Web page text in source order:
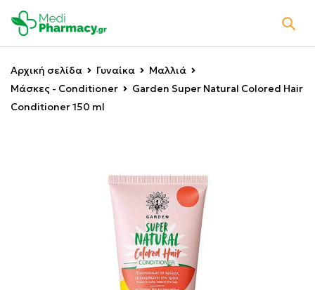
Αρχική σελίδα Γυναίκα
Μαλλιά
Μάσκες - Conditioner
Garden Super Natural Colored Hair
Conditioner 150 ml